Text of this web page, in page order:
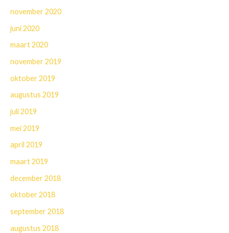
november 2020
juni 2020
maart 2020
november 2019
oktober 2019
augustus 2019
juli 2019
mei 2019
april 2019
maart 2019
december 2018
oktober 2018
september 2018
augustus 2018